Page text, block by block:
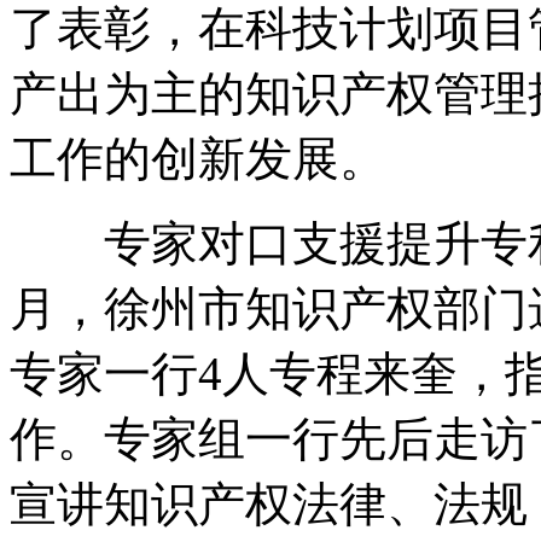
了表彰，在科技计划项
产出为主的知识产权管
工作的创新发展。
专家对口支援提升专
月，徐州市知识产权部
专家一行4人专程来奎，
作。专家组一行先后走
宣讲知识产权法律、法